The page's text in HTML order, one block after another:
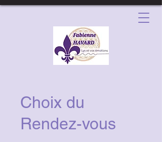
Choix du
Rendez-vous